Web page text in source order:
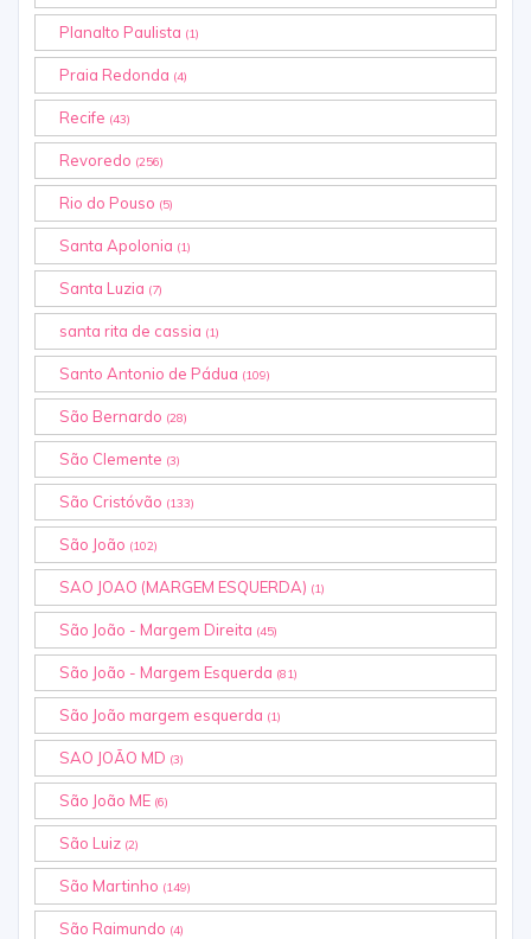
Planalto Paulista (1)
Praia Redonda (4)
Recife (43)
Revoredo (256)
Rio do Pouso (5)
Santa Apolonia (1)
Santa Luzia (7)
santa rita de cassia (1)
Santo Antonio de Pádua (109)
São Bernardo (28)
São Clemente (3)
São Cristóvão (133)
São João (102)
SAO JOAO (MARGEM ESQUERDA) (1)
São João - Margem Direita (45)
São João - Margem Esquerda (81)
São João margem esquerda (1)
SAO JOÃO MD (3)
São João ME (6)
São Luiz (2)
São Martinho (149)
São Raimundo (4)